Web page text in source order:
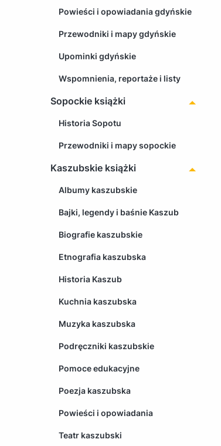
Powieści i opowiadania gdyńskie
Przewodniki i mapy gdyńskie
Upominki gdyńskie
Wspomnienia, reportaże i listy
Sopockie książki
Historia Sopotu
Przewodniki i mapy sopockie
Kaszubskie książki
Albumy kaszubskie
Bajki, legendy i baśnie Kaszub
Biografie kaszubskie
Etnografia kaszubska
Historia Kaszub
Kuchnia kaszubska
Muzyka kaszubska
Podręczniki kaszubskie
Pomoce edukacyjne
Poezja kaszubska
Powieści i opowiadania
Teatr kaszubski